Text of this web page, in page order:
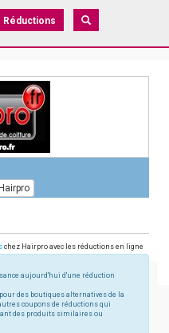
Réductions
chez Hairpro avec les réductions en ligne
aujourd'hui d'une réduction
des boutiques alternatives de la
coupons de réductions qui
des produits similaires ou